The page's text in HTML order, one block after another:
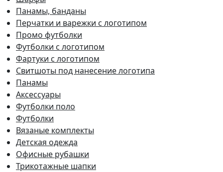
Панамы, банданы
Перчатки и варежки с логотипом
Промо футболки
Футболки с логотипом
Фартуки с логотипом
Свитшоты под нанесение логотипа
Панамы
Аксессуары
Футболки поло
Футболки
Вязаные комплекты
Детская одежда
Офисные рубашки
Трикотажные шапки